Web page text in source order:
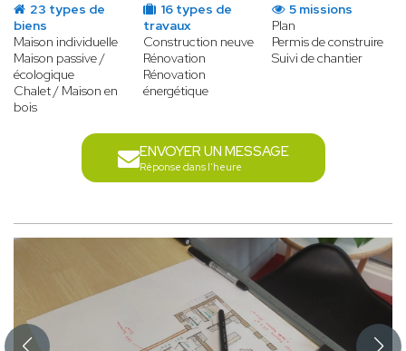
23 types de
biens
Maison individuelle
Maison passive /
écologique
Chalet / Maison en
bois
16 types de
travaux
Construction neuve
Rénovation
Rénovation
énergétique
5 missions
Plan
Permis de construire
Suivi de chantier
ENVOYER UN MESSAGE
Réponse dans l'heure